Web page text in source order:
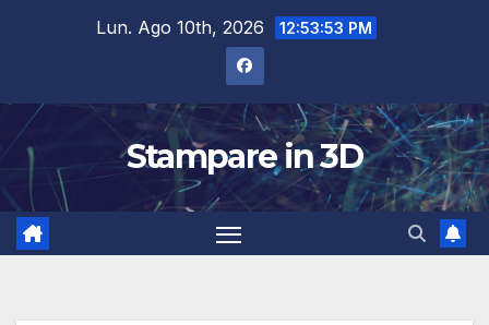
Lun. Ago 10th, 2026 12:53:54 PM
Stampare in 3D